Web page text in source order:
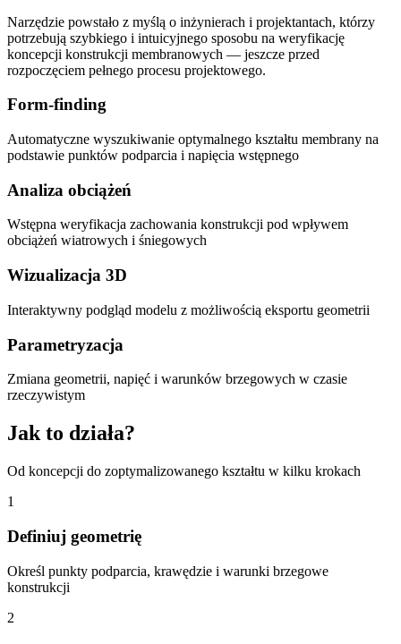
Narzędzie powstało z myślą o inżynierach i projektantach, którzy
potrzebują szybkiego i intuicyjnego sposobu na weryfikację
koncepcji konstrukcji membranowych — jeszcze przed
rozpoczęciem pełnego procesu projektowego.
Form-finding
Automatyczne wyszukiwanie optymalnego kształtu membrany na
podstawie punktów podparcia i napięcia wstępnego
Analiza obciążeń
Wstępna weryfikacja zachowania konstrukcji pod wpływem
obciążeń wiatrowych i śniegowych
Wizualizacja 3D
Interaktywny podgląd modelu z możliwością eksportu geometrii
Parametryzacja
Zmiana geometrii, napięć i warunków brzegowych w czasie
rzeczywistym
Jak to działa?
Od koncepcji do zoptymalizowanego kształtu w kilku krokach
1
Definiuj geometrię
Określ punkty podparcia, krawędzie i warunki brzegowe
konstrukcji
2